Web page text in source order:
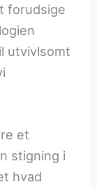
forudsige
utvivlsomt
et
stigning i
hvad